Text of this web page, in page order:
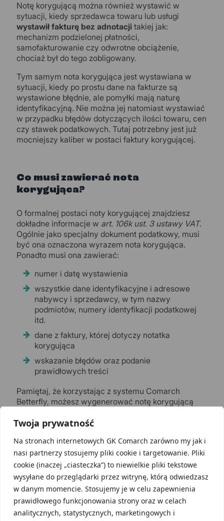
Twoja prywatność
Na stronach internetowych GK Comarch zarówno my jak i
nasi partnerzy stosujemy pliki cookie i targetowanie. Pliki
cookie (inaczej „ciasteczka”) to niewielkie pliki tekstowe
wysyłane do przeglądarki przez witrynę, którą odwiedzasz
w danym momencie. Stosujemy je w celu zapewnienia
prawidłowego funkcjonowania strony oraz w celach
analitycznych, statystycznych, marketingowych i
Notę korygującą można również wystawić w
sytuacji, kiedy sprzedawca towaru lub usługi
wystawił fakturę bez adnotacji takiej jak:
mechanizm podzielonej płatności,
samofakturowanie czy odwrotne obciążenie,
chociaż był do tego zobligowany.
Tym samym nota korygująca jest wystawiana w
sytuacji, kiedy po prostu dane na fakturze są
wystawione błędnie, ale pomyłki mają naturę
identyfikacyjną. Nie można jej natomiast wystawiać
w przypadku błędów dotyczących ilości towaru, cen
czy stawek podatkowych. Tutaj potrzebny jest już
mocniejszy kaliber w postaci faktury korygującej.
Co musi zawierać nota
korygująca?
O formalnej postaci noty korygującej znajdziesz
dokładne informacje w art. 106k ust. 3 ustawy VAT.
Ogólnie jako specjalny dokument podatkowy, musi
być ona oznaczona wyrazem nota korygująca.
Ponadto musi ona zawierać:
numer i datę wystawienia
wszystkie dane identyfikacyjne i adresowe
nabywcy i sprzedawcy, w tym nazwy
podmiotów, numery identyfikacji podatkowej
itd.
dane z faktury, której dotyczy notatka
korygująca
wskazanie błędów oraz podanie
prawidłowych treści
Pamiętaj, że korzystając z systemu Comarch
Betterfly, możesz wygenerować notę korygującą
Nota korygująca a faktura
korygująca – różnice
Podstawową różnicą pomiędzy notą korygującą a
fakturą korygującą jest to, że notę wystawia
kontrahentowi nabywca. Natomiast wystawienie
faktury korygującej jest możliwe tylko przez